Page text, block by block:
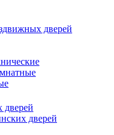
дверей
дверей
дверей